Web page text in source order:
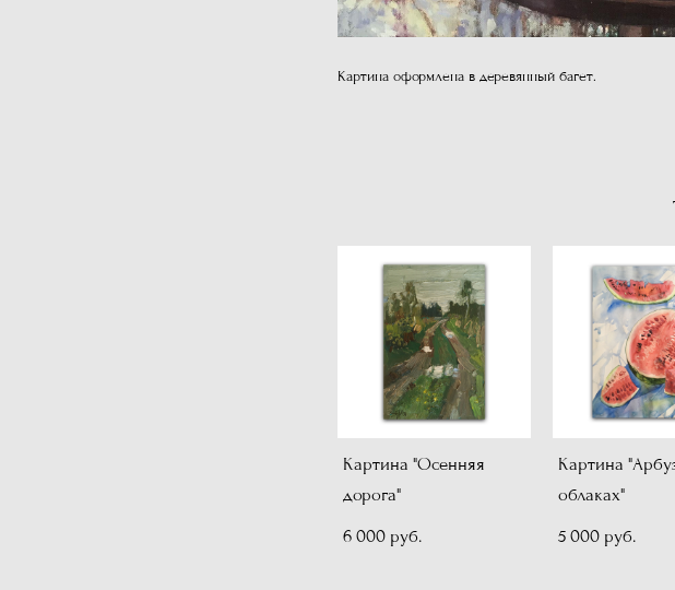
Картина оформлена в деревянный багет.
Картина "Осенняя
дорога"
6 000 pуб.
Картина
облаках"
5 000 pуб.